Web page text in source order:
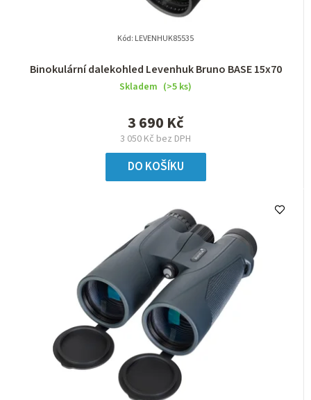
Binokulární dalekohled Levenhuk Bruno BASE 15x70
Skladem (>5 ks)
3 050 Kč bez DPH
3 690 Kč
DO KOŠÍKU
Kód: LEVENHUK85535